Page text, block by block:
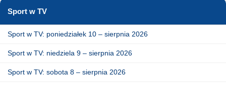
Sport w TV
Sport w TV: poniedziałek 10 – sierpnia 2026
Sport w TV: niedziela 9 – sierpnia 2026
Sport w TV: sobota 8 – sierpnia 2026